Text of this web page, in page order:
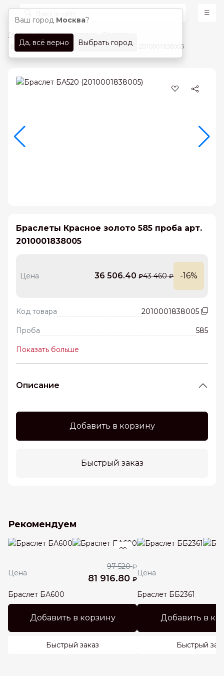
Главная страница Каталог
Браслеты Красное золото 585 проба арт. 2010001838005
Браслеты Красное золото 585 проба арт.
2010001838005
Цена 36 506.40 ₽43 460₽ -16%
Код товара 2010001838005
Проба 585
Показать больше
Описание
Добавить в корзину
Быстрый заказ
Рекомендуем
Цена
97 520₽
81 916.80 ₽
Браслет БА600
Добавить в корзину
Быстрый заказ
Цена
Браслет ББ2361
Добавить в
Быстрый
Ваш город Москва?
Да, всё верно Выбрать город